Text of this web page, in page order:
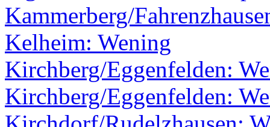
Kammerberg/
Kelheim: Wening
Kirchberg/Eggenfelden:
Kirchberg/Eggenfelden: